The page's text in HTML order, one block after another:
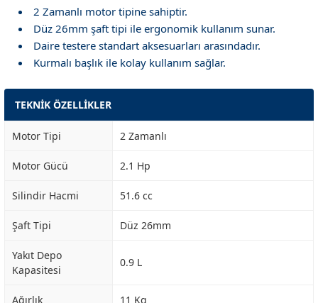
2 Zamanlı motor tipine sahiptir.
Düz 26mm şaft tipi ile ergonomik kullanım sunar.
Daire testere standart aksesuarları arasındadır.
Kurmalı başlık ile kolay kullanım sağlar.
TEKNİK ÖZELLİKLER
Motor Tipi 2 Zamanlı
Motor Gücü 2.1 Hp
Silindir Hacmi 51.6 cc
Şaft Tipi Düz 26mm
Yakıt Depo
Kapasitesi
0.9 L
Ağırlık 11 Kg